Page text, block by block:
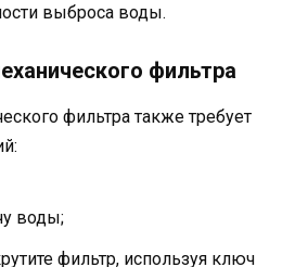
выброса воды.
фильтра
фильтра также требует
воды;
фильтр, используя ключ